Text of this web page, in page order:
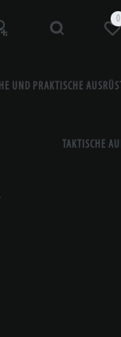
0
UND PRAKTISCHE
TAKTISCHE